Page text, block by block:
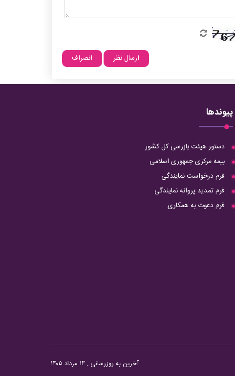
پیوندها
دستور هیئت بازرسی کل کشور
بیمه مرکزی جمهوری اسلامی
فرم درخواست نمایندگی
فرم تمدید پروانه نمایندگی
فرم دعوت به همکاری
آخرین به روزرسانی : ۱۴ مرداد ۱۴۰۵